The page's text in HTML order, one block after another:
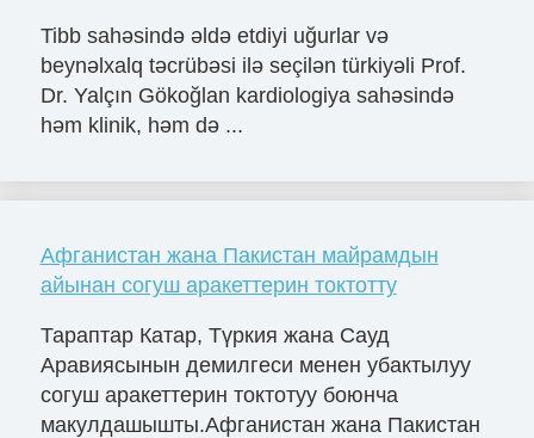
Tibb sahəsində əldə etdiyi uğurlar və
beynəlxalq təcrübəsi ilə seçilən türkiyəli Prof.
Dr. Yalçın Gökoğlan kardiologiya sahəsində
həm klinik, həm də ...
Афганистан жана Пакистан майрамдын
айынан согуш аракеттерин токтотту
Тараптар Катар, Түркия жана Сауд
Аравиясынын демилгеси менен убактылуу
согуш аракеттерин токтотуу боюнча
макулдашышты.Афганистан жана Пакистан